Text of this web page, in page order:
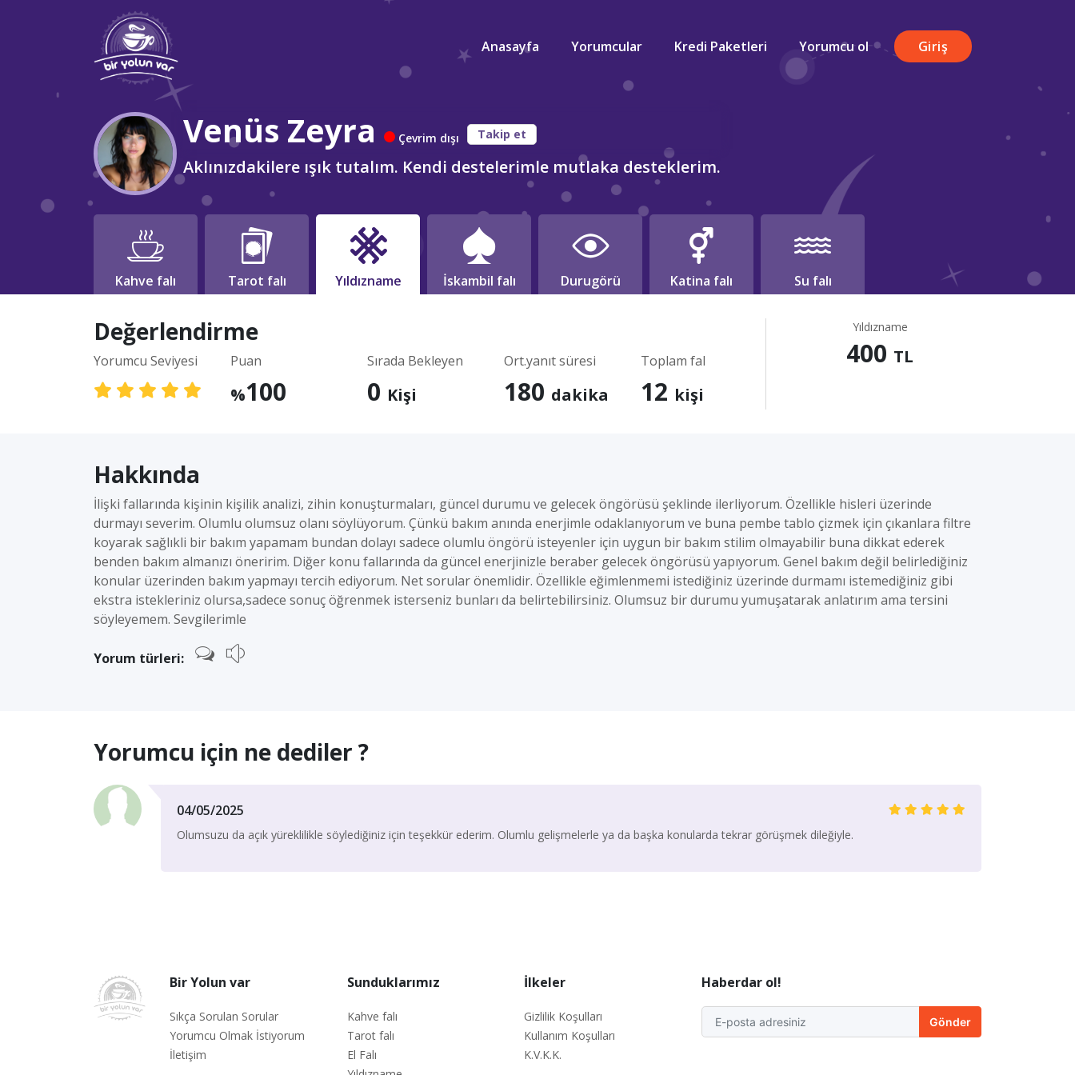
Anasayfa Yorumcular Kredi Paketleri Yorumcu ol Giriş
Venüs Zeyra Çevrim dışı Takip et
Aklınızdakilere ışık tutalım. Kendi destelerimle mutlaka desteklerim.
Kahve falı Tarot falı Yıldızname İskambil falı Durugörü Katina falı Su falı
Değerlendirme
Yorumcu Seviyesi Puan
%100
Sırada Bekleyen
0 Kişi
Ort.yanıt süresi
180 dakika
Toplam fal
12 kişi
Yıldızname
400 TL
Hakkında
İlişki fallarında kişinin kişilik analizi, zihin konuşturmaları, güncel durumu ve gelecek öngörüsü şeklinde ilerliyorum. Özellikle hisleri üzerinde
durmayı severim. Olumlu olumsuz olanı söylüyorum. Çünkü bakım anında enerjimle odaklanıyorum ve buna pembe tablo çizmek için çıkanlara filtre
koyarak sağlıkli bir bakım yapamam bundan dolayı sadece olumlu öngörü isteyenler için uygun bir bakım stilim olmayabilir buna dikkat ederek
benden bakım almanızı öneririm. Diğer konu fallarında da güncel enerjinizle beraber gelecek öngörüsü yapıyorum. Genel bakım değil belirlediğiniz
konular üzerinden bakım yapmayı tercih ediyorum. Net sorular önemlidir. Özellikle eğimlenmemi istediğiniz üzerinde durmamı istemediğiniz gibi
ekstra istekleriniz olursa,sadece sonuç öğrenmek isterseniz bunları da belirtebilirsiniz. Olumsuz bir durumu yumuşatarak anlatırım ama tersini
söyleyemem. Sevgilerimle
Yorum türleri:
Yorumcu için ne dediler ?
04/05/2025
Olumsuzu da açık yüreklilikle söylediğiniz için teşekkür ederim. Olumlu gelişmelerle ya da başka konularda tekrar görüşmek dileğiyle.
Bir Yolun var
Sıkça Sorulan Sorular
Yorumcu Olmak İstiyorum
İletişim
Sunduklarımız
Kahve falı
Tarot falı
El Falı
İlkeler
Gizlilik Koşulları
Kullanım Koşulları
K.V.K.K.
Haberdar ol!
Gönder